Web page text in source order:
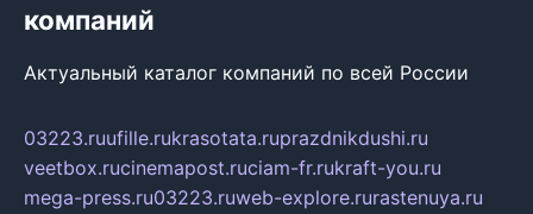
компаний
Актуальный каталог компаний по всей России
03223.ruufille.rukrasotata.ruprazdnikdushi.ru
veetbox.rucinemapost.ruciam-fr.rukraft-you.ru
mega-press.ru03223.ruweb-explore.rurastenuya.ru